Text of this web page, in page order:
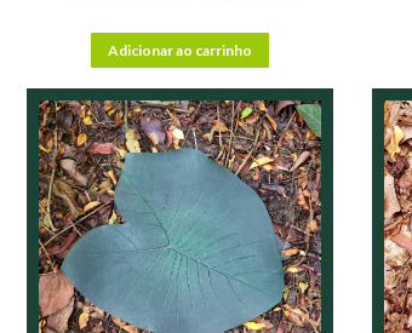
Adicionar ao carrinho